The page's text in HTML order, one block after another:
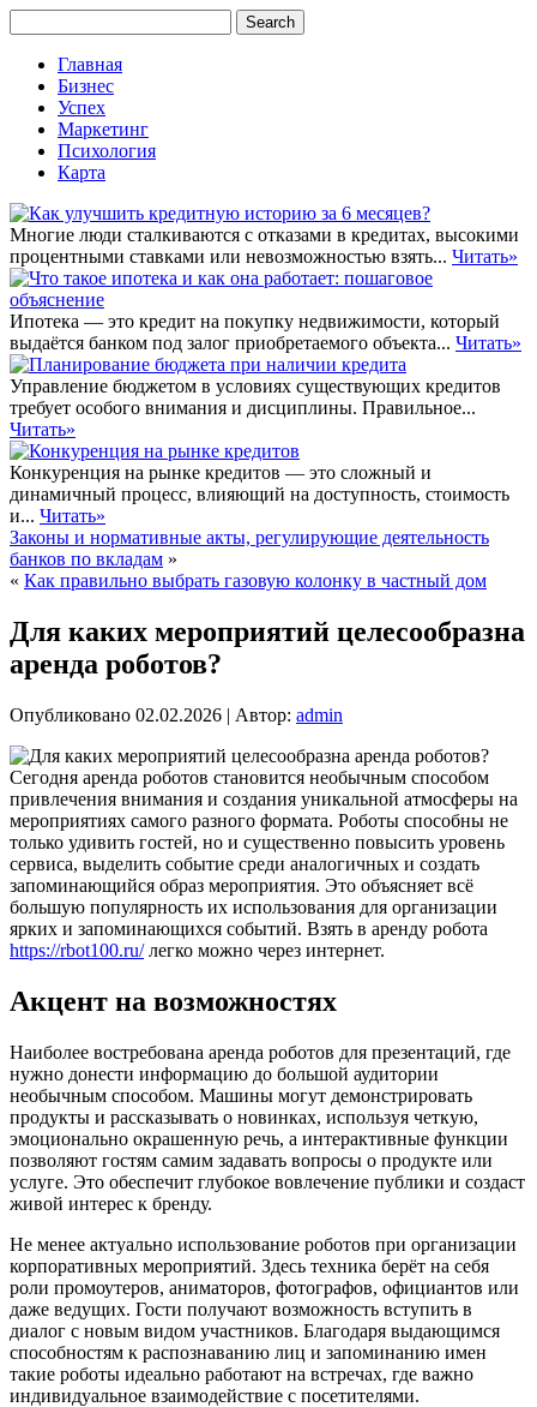
Главная
Бизнес
Успех
Маркетинг
Психология
Карта
Многие люди сталкиваются с отказами в кредитах, высокими
процентными ставками или невозможностью взять... Читать»
Ипотека — это кредит на покупку недвижимости, который
выдаётся банком под залог приобретаемого объекта... Читать»
Управление бюджетом в условиях существующих кредитов
требует особого внимания и дисциплины. Правильное...
Читать»
Конкуренция на рынке кредитов — это сложный и
динамичный процесс, влияющий на доступность, стоимость
и... Читать»
Законы и нормативные акты, регулирующие деятельность
банков по вкладам »
« Как правильно выбрать газовую колонку в частный дом
Для каких мероприятий целесообразна
аренда роботов?
Опубликовано 02.02.2026 | Автор: admin
Сегодня аренда роботов становится необычным способом
привлечения внимания и создания уникальной атмосферы на
мероприятиях самого разного формата. Роботы способны не
только удивить гостей, но и существенно повысить уровень
сервиса, выделить событие среди аналогичных и создать
запоминающийся образ мероприятия. Это объясняет всё
большую популярность их использования для организации
ярких и запоминающихся событий. Взять в аренду робота
https://rbot100.ru/легко можно через интернет.
Акцент на возможностях
Наиболее востребована аренда роботов для презентаций, где
нужно донести информацию до большой аудитории
необычным способом. Машины могут демонстрировать
продукты и рассказывать о новинках, используя четкую,
эмоционально окрашенную речь, а интерактивные функции
позволяют гостям самим задавать вопросы о продукте или
услуге. Это обеспечит глубокое вовлечение публики и создаст
живой интерес к бренду.
Не менее актуально использование роботов при организации
корпоративных мероприятий. Здесь техника берёт на себя
роли промоутеров, аниматоров, фотографов, официантов или
даже ведущих. Гости получают возможность вступить в
диалог с новым видом участников. Благодаря выдающимся
способностям к распознаванию лиц и запоминанию имен
такие роботы идеально работают на встречах, где важно
индивидуальное взаимодействие с посетителями.